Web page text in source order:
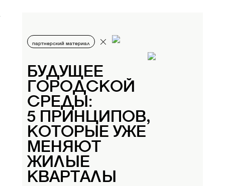
партнерский материал
БУДУЩЕЕ
ГОРОДСКОЙ
СРЕДЫ:
5 ПРИНЦИПОВ,
КОТОРЫЕ УЖЕ
МЕНЯЮТ
ЖИЛЫЕ
КВАРТАЛЫ